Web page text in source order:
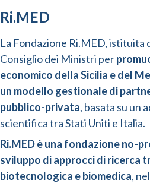
Ri.MED
La Fondazione Ri.MED, istituita
Consiglio dei Ministri per
economico della Sicilia e del
un modello gestionale di
pubblico-privata, basata su un
scientifica tra Stati Uniti e Italia.
Ri.MED è una fondazione no-
sviluppo di approcci di ricerca
biotecnologica e biomedica,